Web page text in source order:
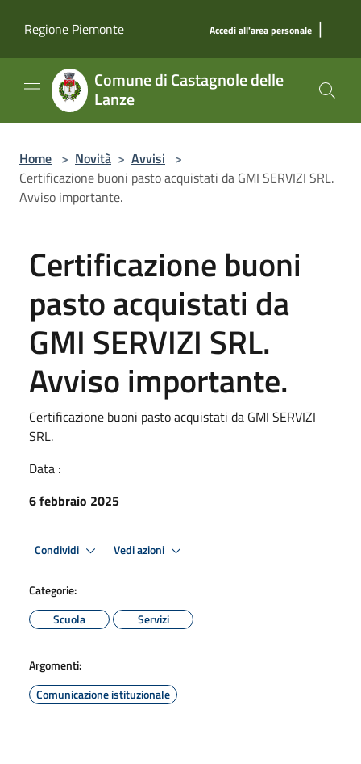
Regione Piemonte
Accedi all'area personale |
Comune di Castagnole delle
Lanze
Home > Novità > Avvisi >
Certificazione buoni pasto acquistati da GMI SERVIZI SRL.
Avviso importante.
Certificazione buoni
pasto acquistati da
GMI SERVIZI SRL.
Avviso importante.
Certificazione buoni pasto acquistati da GMI SERVIZI
SRL.
Data :
6 febbraio 2025
Condividi Vedi azioni
Categorie:
Scuola
Servizi
Argomenti:
Comunicazione istituzionale